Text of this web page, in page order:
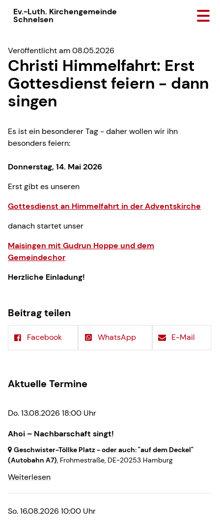
Ev.-Luth. Kirchengemeinde
Schnelsen
Veröffentlicht am 08.05.2026
Christi Himmelfahrt: Erst
Gottesdienst feiern - dann
singen
Es ist ein besonderer Tag - daher wollen wir ihn
besonders feiern:
Donnerstag, 14. Mai 2026
Erst gibt es unseren
Gottesdienst an Himmelfahrt in der Adventskirche
danach startet unser
Maisingen mit Gudrun Hoppe und dem
Gemeindechor
Herzliche Einladung!
Beitrag teilen
Facebook WhatsApp E-Mail
Aktuelle Termine
Do. 13.08.2026 18:00 Uhr
Ahoi – Nachbarschaft singt!
Geschwister-Töllke Platz - oder auch: "auf dem Deckel"
(Autobahn A7), Frohmestraße, DE-20253 Hamburg
Weiterlesen
So. 16.08.2026 10:00 Uhr